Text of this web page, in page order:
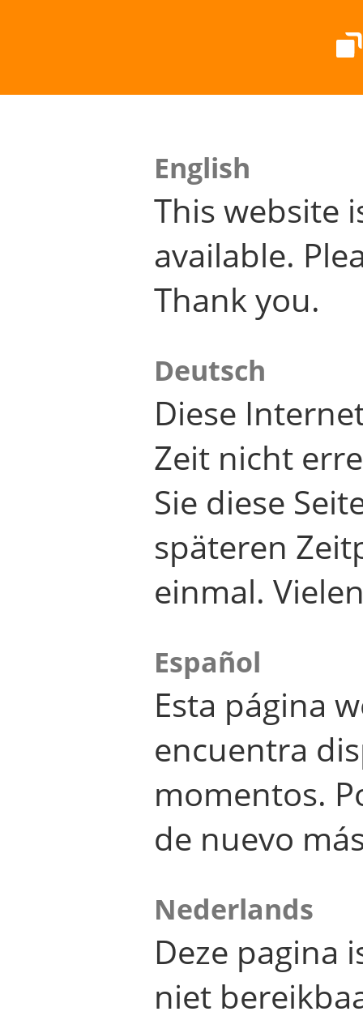
English
This website
available.
Thank you.
Deutsch
Diese
Zeit nicht
Sie diese
späteren
einmal.
Español
Esta página
encuentra
momentos.
de nuevo
Nederlands
Deze pagina
niet